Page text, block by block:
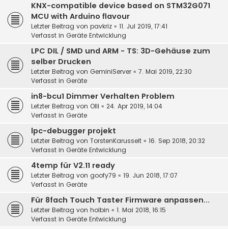
KNX-compatible device based on STM32G071
MCU with Arduino flavour
Letzter Beitrag von pavkriz « 11. Jul 2019, 17:41
Verfasst in Geräte Entwicklung
LPC DIL / SMD und ARM - TS: 3D-Gehäuse zum
selber Drucken
Letzter Beitrag von GeminiServer « 7. Mai 2019, 22:30
Verfasst in Geräte
in8-bcu1 Dimmer Verhalten Problem
Letzter Beitrag von Olli « 24. Apr 2019, 14:04
Verfasst in Geräte
lpc-debugger projekt
Letzter Beitrag von TorstenKarusseit « 16. Sep 2018, 20:32
Verfasst in Geräte Entwicklung
4temp für V2.11 ready
Letzter Beitrag von goofy79 « 19. Jun 2018, 17:07
Verfasst in Geräte
Für 8fach Touch Taster Firmware anpassen...
Letzter Beitrag von holbin « 1. Mai 2018, 16:15
Verfasst in Geräte Entwicklung